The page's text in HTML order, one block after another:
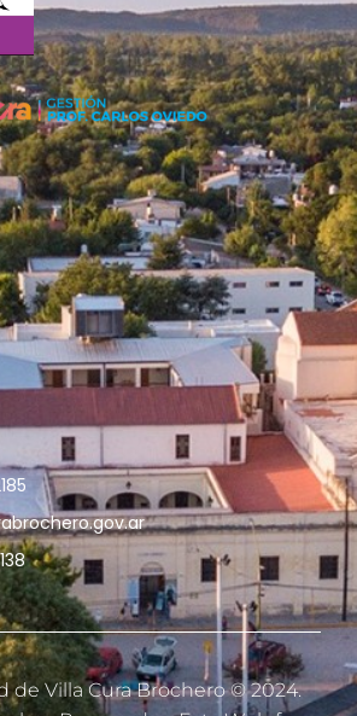
de Villa Cura Brochero © 2024.